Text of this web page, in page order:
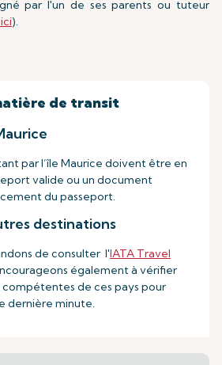
par l'un de ses parents ou tuteur
).
de transit
par l’île Maurice doivent être en
valide ou un document
du passeport.
destinations
de consulter l'IATA Travel
également à vérifier
de ces pays pour
dernière minute.